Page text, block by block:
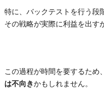
特に、バックテストを行う段
その戦略が実際に利益を出す
この過程が時間を要するため、
は不向きかもしれません。